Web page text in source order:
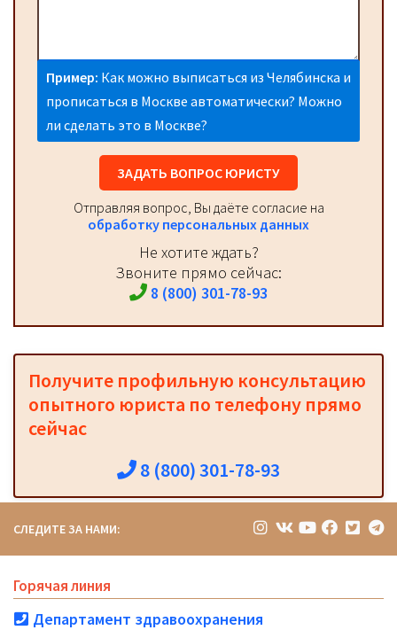
Пример: Как можно выписаться из Челябинска и
прописаться в Москве автоматически? Можно
ли сделать это в Москве?
ЗАДАТЬ ВОПРОС ЮРИСТУ
Отправляя вопрос, Вы даёте согласие на
обработку персональных данных
Не хотите ждать?
Звоните прямо сейчас:
8 (800) 301-78-93
Получите профильную консультацию
опытного юриста по телефону прямо
сейчас
8 (800) 301-78-93
СЛЕДИТЕ ЗА НАМИ:
Горячая линия
Департамент здравоохранения